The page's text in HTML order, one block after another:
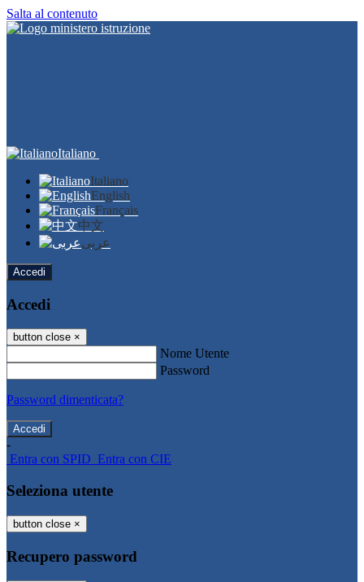
Salta al contenuto
Italiano
Italiano
English
Français
中文
عربى
Accedi
Accedi
button close ×
Nome Utente
Password
Password dimenticata?
-
Entra con SPID Entra con CIE
Seleziona utente
button close ×
Recupero password